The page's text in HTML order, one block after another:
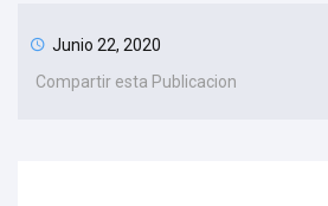
Junio 22, 2020
Compartir esta Publicacion